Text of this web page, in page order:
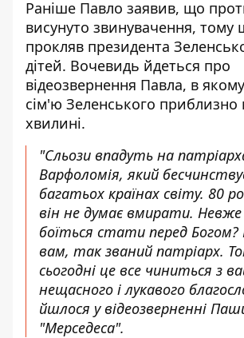
Раніше Павло заявив, що
висунуто звинувачення, тому
прокляв президента
дітей. Вочевидь йдеться про
відеозвернення Павла, в
сім'ю Зеленського приблизно
хвилині.
"Сльози впадуть на
Варфоломія, який
багатьох країнах світу. 80
він не думає вмирати. Невже
боїться стати перед Богом?
вам, так званий патріарх.
сьогодні це все чиниться з
нещасного і лукавого
йшлося у відеозверненні
"Мерседеса".